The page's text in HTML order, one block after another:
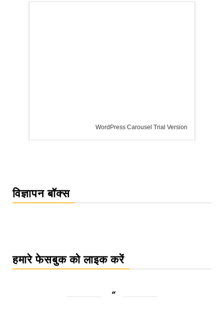
WordPress Carousel Trial Version
विज्ञापन बॉक्स
हमारे फेसबुक को लाइक करें